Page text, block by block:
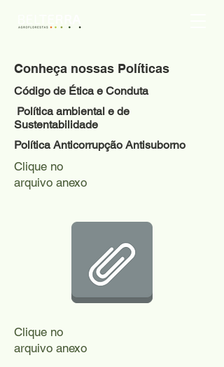
Conheça nossas Políticas
Código de Ética e Conduta
Política ambiental e de
Sustentabilidade
Política Anticorrupção Antisuborno
Clique no
arquivo anexo
Clique no
arquivo anexo